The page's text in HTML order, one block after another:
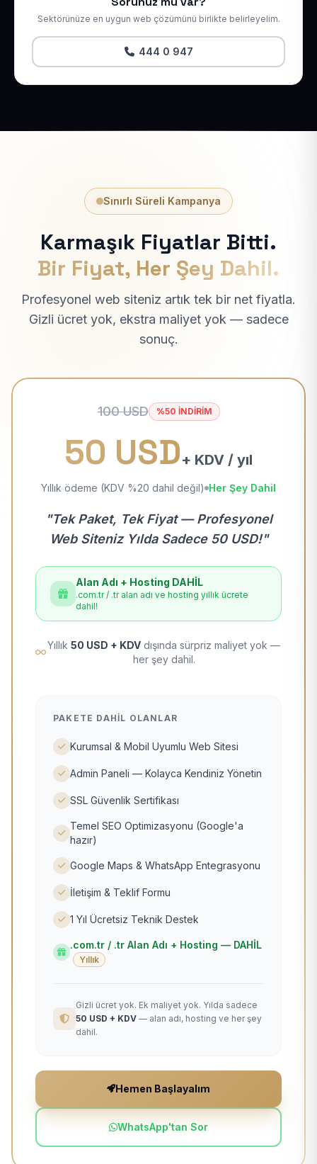
Sektörünüze en uygun web çözümünü birlikte belirleyelim.
444 0 947
Sınırlı Süreli Kampanya
Karmaşık Fiyatlar Bitti.
Bir Fiyat, Her Şey Dahil.
Profesyonel web siteniz artık tek bir net fiyatla.
Gizli ücret yok, ekstra maliyet yok — sadece
sonuç.
100 USD %50 İNDİRİM
50 USD+ KDV / yıl
Yıllık ödeme (KDV %20 dahil değil) Her Şey Dahil
"Tek Paket, Tek Fiyat — Profesyonel
Web Siteniz Yılda Sadece 50 USD!"
Alan Adı + Hosting DAHİL
.com.tr / .tr alan adı ve hosting yıllık ücrete
dahil!
Yıllık 50 USD + KDV dışında sürpriz maliyet yok —
her şey dahil.
PAKETE DAHIL OLANLAR
Kurumsal & Mobil Uyumlu Web Sitesi
Admin Paneli — Kolayca Kendiniz Yönetin
SSL Güvenlik Sertifikası
Temel SEO Optimizasyonu (Google'a
hazır)
Google Maps & WhatsApp Entegrasyonu
İletişim & Teklif Formu
1 Yıl Ücretsiz Teknik Destek
.com.tr / .tr Alan Adı + Hosting — DAHİL
Yıllık
Gizli ücret yok. Ek maliyet yok. Yılda sadece
50 USD + KDV — alan adı, hosting ve her şey
dahil.
Hemen Başlayalım
WhatsApp'tan Sor